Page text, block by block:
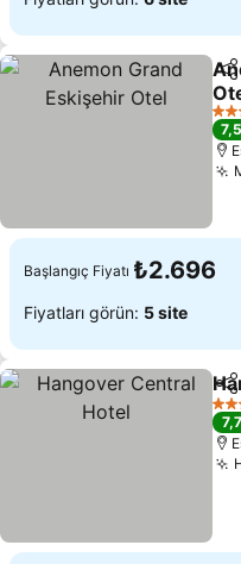
5
7,5
Başlangıç Fiyatı ₺2.696
Fiyatları görün: 5 site
4
7,7